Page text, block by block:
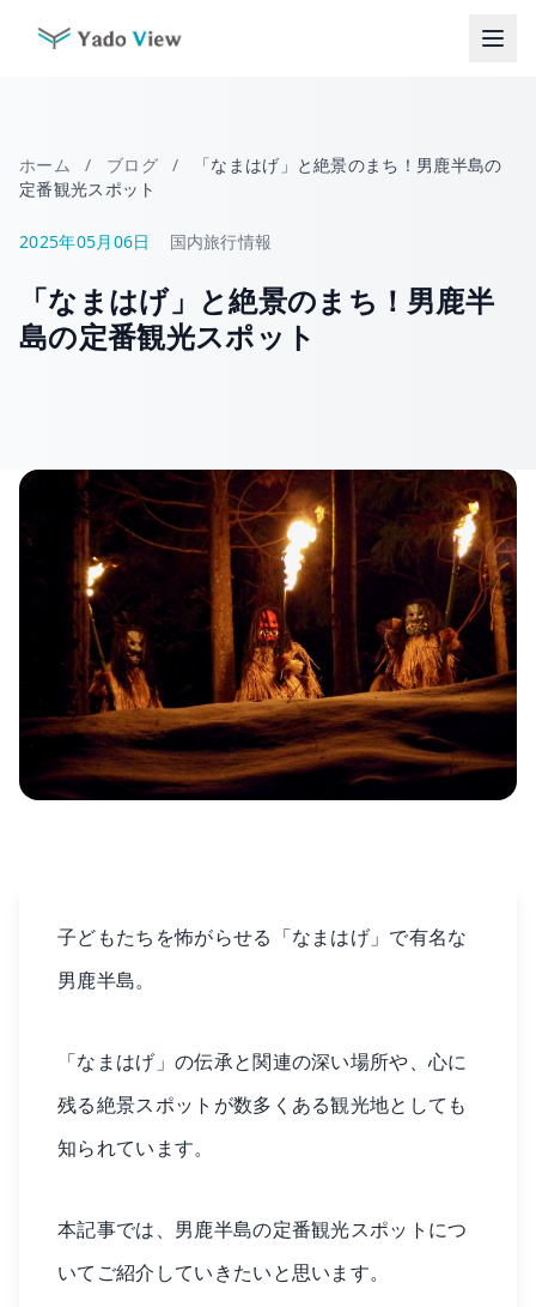
ホーム / ブログ /
「なまはげ」と絶景のまち！男鹿半島の
定番観光スポット
2025年05月06日 国内旅行情報
「なまはげ」と絶景のまち！男鹿半
島の定番観光スポット
子どもたちを怖がらせる「なまはげ」で有名な
男鹿半島。
「なまはげ」の伝承と関連の深い場所や、心に
残る絶景スポットが数多くある観光地としても
知られています。
本記事では、男鹿半島の定番観光スポットにつ
いてご紹介していきたいと思います。